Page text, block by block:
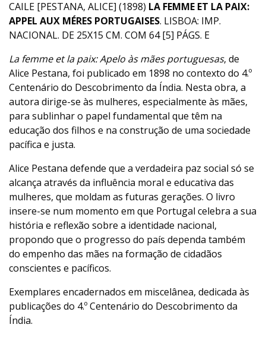
CAILE [PESTANA, ALICE] (1898) LA FEMME ET LA PAIX:
APPEL AUX MÉRES PORTUGAISES. LISBOA: IMP.
NACIONAL. DE 25X15 CM. COM 64 [5] PÁGS. E
La femme et la paix: Apelo às mães portuguesas, de
Alice Pestana, foi publicado em 1898 no contexto do 4.º
Centenário do Descobrimento da Índia. Nesta obra, a
autora dirige-se às mulheres, especialmente às mães,
para sublinhar o papel fundamental que têm na
educação dos filhos e na construção de uma sociedade
pacífica e justa.
Alice Pestana defende que a verdadeira paz social só se
alcança através da influência moral e educativa das
mulheres, que moldam as futuras gerações. O livro
insere-se num momento em que Portugal celebra a sua
história e reflexão sobre a identidade nacional,
propondo que o progresso do país dependa também
do empenho das mães na formação de cidadãos
conscientes e pacíficos.
Exemplares encadernados em miscelânea, dedicada às
publicações do 4.º Centenário do Descobrimento da
Índia.